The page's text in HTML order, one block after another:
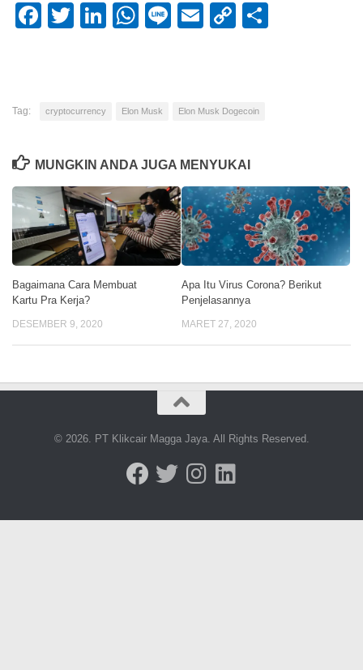
Facebook
Twitter
LinkedIn
WhatsApp
LineEmailCopy
Tag: cryptocurrency Elon Musk Elon Musk Dogecoin
MUNGKIN ANDA JUGA MENYUKAI
Bagaimana Cara Membuat
Kartu Pra Kerja?
DESEMBER 9, 2020
Apa Itu Virus Corona? Berikut
Penjelasannya
MARET 27, 2020
© 2026. PT Klikcair Magga Jaya. All Rights Reserved.